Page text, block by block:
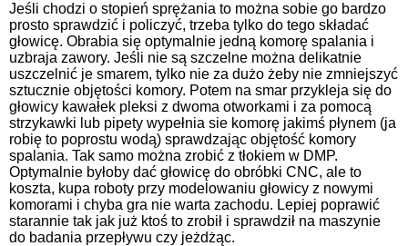
Jeśli chodzi o stopień sprężania to można sobie go bardzo
prosto sprawdzić i policzyć, trzeba tylko do tego składać
głowicę. Obrabia się optymalnie jedną komorę spalania i
uzbraja zawory. Jeśli nie są szczelne można delikatnie
uszczelnić je smarem, tylko nie za dużo żeby nie zmniejszyć
sztucznie objętości komory. Potem na smar przykleja się do
głowicy kawałek pleksi z dwoma otworkami i za pomocą
strzykawki lub pipety wypełnia sie komorę jakimś płynem (ja
robię to poprostu wodą) sprawdzając objętość komory
spalania. Tak samo można zrobić z tłokiem w DMP.
Optymalnie byłoby dać głowicę do obróbki CNC, ale to
koszta, kupa roboty przy modelowaniu głowicy z nowymi
komorami i chyba gra nie warta zachodu. Lepiej poprawić
starannie tak jak już ktoś to zrobił i sprawdził na maszynie
do badania przepływu czy jeżdżąc.